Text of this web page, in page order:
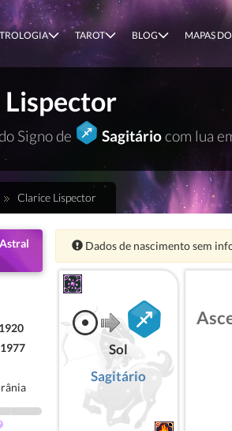
TAROT BLOG MAPAS
Signo de Sagitáriocom lua
Clarice Lispector
1920
1977
Atenção:
Dados de nascimento sem
Sol
Sagitário